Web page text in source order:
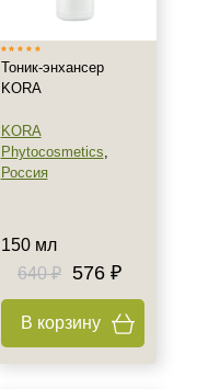
Тоник-энхансер
KORA
KORA
Phytocosmetics,
Россия
150 мл
640 ₽ 576 ₽
В корзину